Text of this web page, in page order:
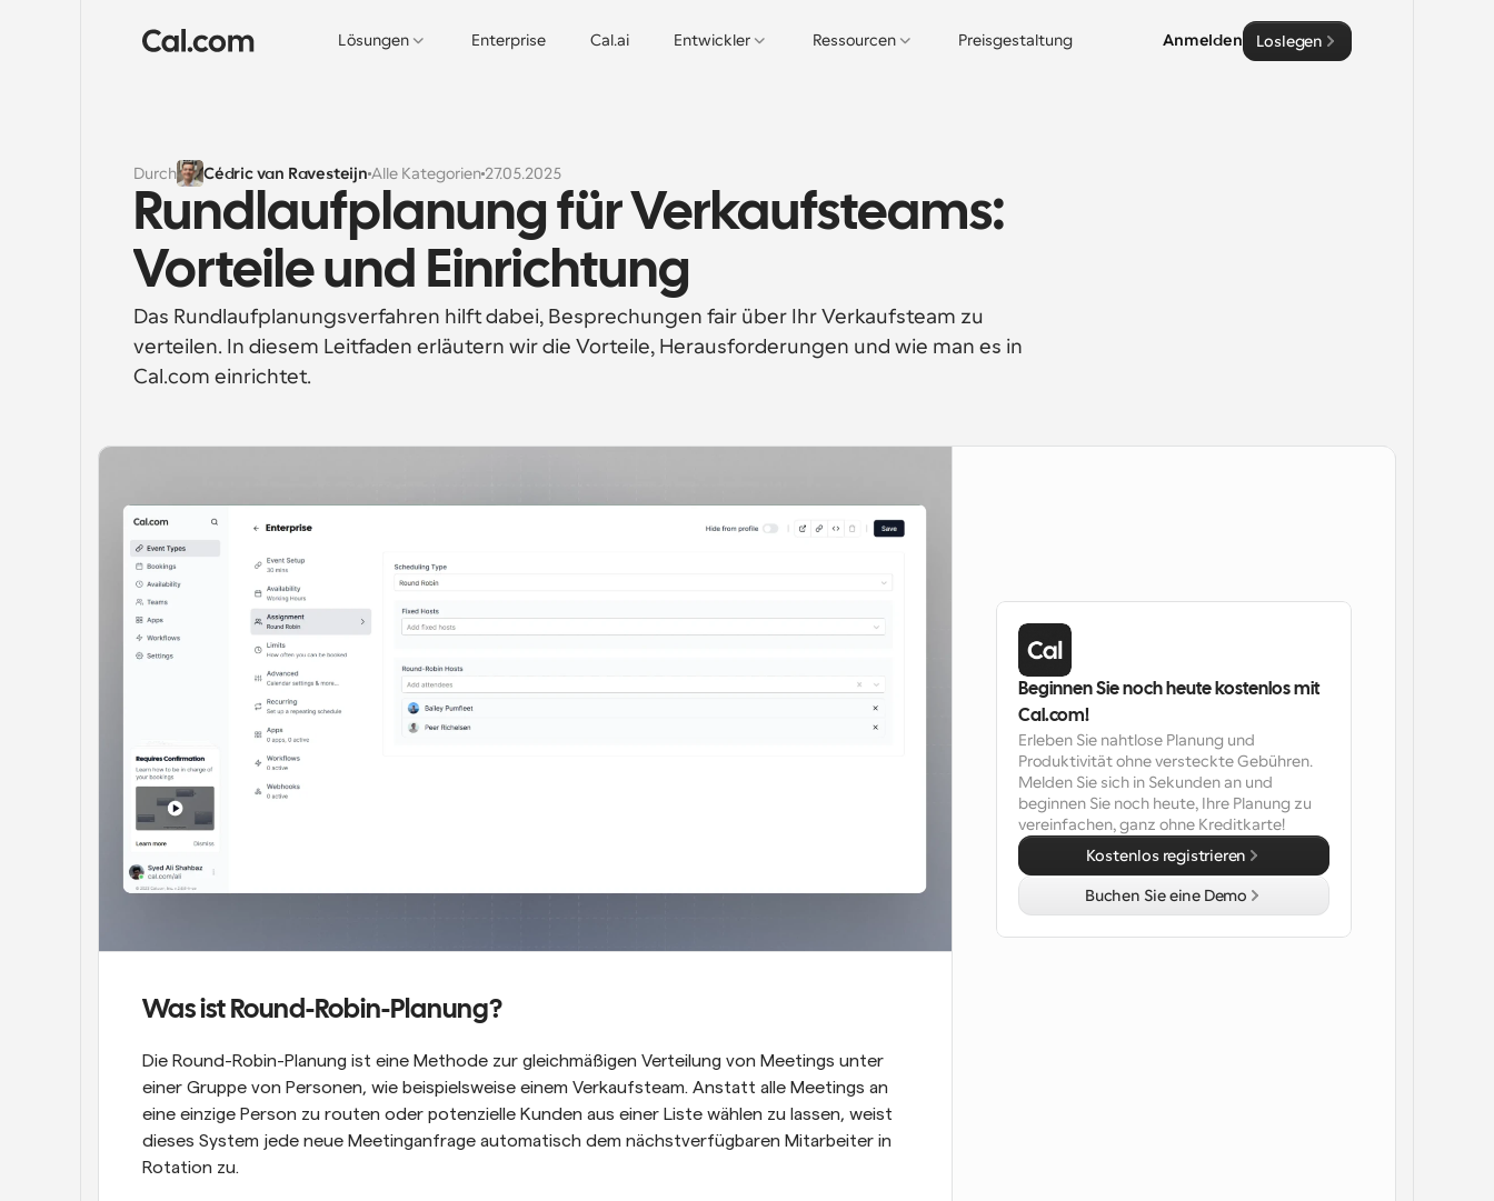
Lösungen Enterprise Cal.ai Entwickler Ressourcen Preisgestaltung Anmelden Loslegen
Durch Cédric van Ravesteijn Alle Kategorien27.05.2025
Rundlaufplanung für Verkaufsteams:
Vorteile und Einrichtung
Das Rundlaufplanungsverfahren hilft dabei, Besprechungen fair über Ihr Verkaufsteam zu
verteilen. In diesem Leitfaden erläutern wir die Vorteile, Herausforderungen und wie man es in
Cal.com einrichtet.
Was ist Round-Robin-Planung?
Die Round-Robin-Planung ist eine Methode zur gleichmäßigen Verteilung von Meetings unter
einer Gruppe von Personen, wie beispielsweise einem Verkaufsteam. Anstatt alle Meetings an
eine einzige Person zu routen oder potenzielle Kunden aus einer Liste wählen zu lassen, weist
dieses System jede neue Meetinganfrage automatisch dem nächstverfügbaren Mitarbeiter in
Rotation zu.
Beginnen Sie noch heute kostenlos mit
Cal.com!
Erleben Sie nahtlose Planung und
Produktivität ohne versteckte Gebühren.
Melden Sie sich in Sekunden an und
beginnen Sie noch heute, Ihre Planung zu
vereinfachen, ganz ohne Kreditkarte!
Kostenlos registrieren
Buchen Sie eine Demo